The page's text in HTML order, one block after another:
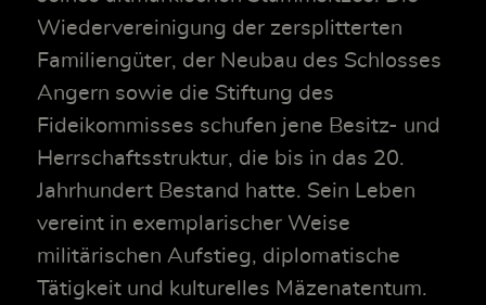
Wiedervereinigung der zersplitterten
Familiengüter, der Neubau des Schlosses
Angern sowie die Stiftung des
Fideikommisses schufen jene Besitz- und
Herrschaftsstruktur, die bis in das 20.
Jahrhundert Bestand hatte. Sein Leben
vereint in exemplarischer Weise
militärischen Aufstieg, diplomatische
Tätigkeit und kulturelles Mäzenatentum.